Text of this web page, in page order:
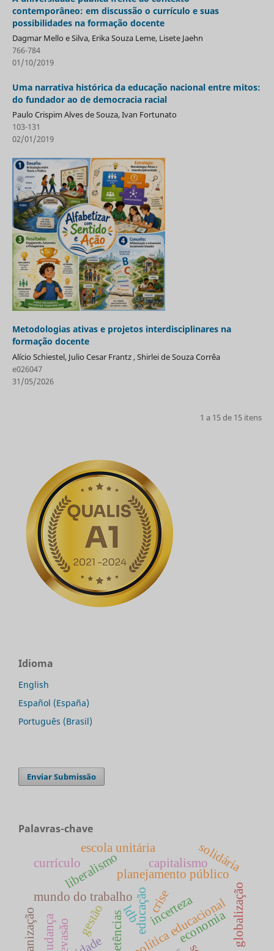
contemporâneo: em discussão o currículo e suas
possibilidades na formação docente
Dagmar Mello e Silva, Erika Souza Leme, Lisete Jaehn
766-784
01/10/2019
Uma narrativa histórica da educação nacional entre mitos:
do fundador ao de democracia racial
Paulo Crispim Alves de Souza, Ivan Fortunato
103-131
02/01/2019
Metodologias ativas e projetos interdisciplinares na
formação docente
Alício Schiestel, Julio Cesar Frantz , Shirlei de Souza Corrêa
e026047
31/05/2026
1 a 15 de 15 itens
Idioma
English
Español (España)
Português (Brasil)
Enviar Submissão
Palavras-chave
educação
mundo do trabalhopolítica educacional
planejamento público
gestão incerteza
crise
mudança
organização
liberalismo
globalização
economia
capitalismosolidária
escola unitária
ldb
currículo
evasão